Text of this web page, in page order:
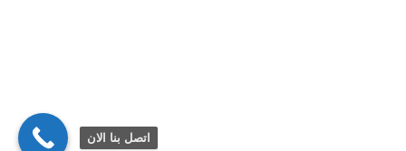
اتصل بنا الان